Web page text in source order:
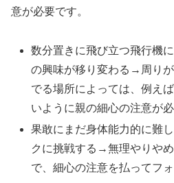
意が必要です。
数分置きに飛び立つ飛行機
の興味が移り変わる→周り
でる場所によっては、例え
いように親の細心の注意が
果敢にまだ身体能力的に難
クに挑戦する→無理やりや
で、細心の注意を払ってフ